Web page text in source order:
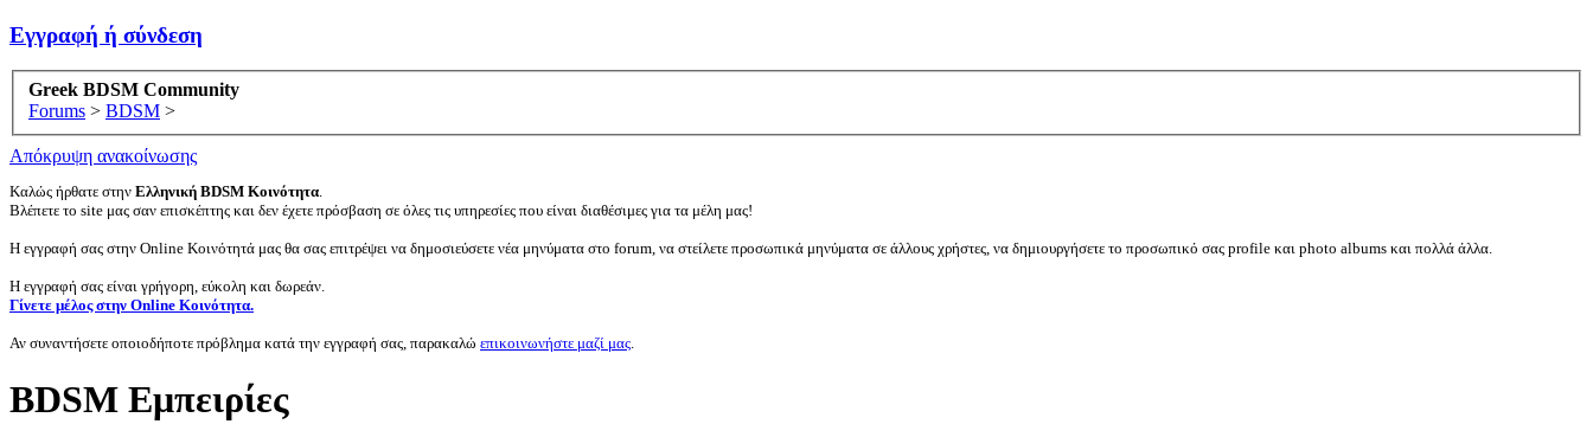
Εγγραφή ή σύνδεση
Greek BDSM Community
Forums > BDSM >
Απόκρυψη ανακοίνωσης
Καλώς ήρθατε στην Ελληνική BDSM Κοινότητα.
Βλέπετε το site μας σαν επισκέπτης και δεν έχετε πρόσβαση σε όλες τις υπηρεσίες που είναι διαθέσιμες για τα μέλη μας!
Η εγγραφή σας στην Online Κοινότητά μας θα σας επιτρέψει να δημοσιεύσετε νέα μηνύματα στο forum, να στείλετε προσωπικά μηνύματα σε άλλους χρήστες, να δημιουργήσετε το προσωπικό σας profile και photo albums και πολλά άλλα.
Η εγγραφή σας είναι γρήγορη, εύκολη και δωρεάν.
Γίνετε μέλος στην Online Κοινότητα.
Αν συναντήσετε οποιοδήποτε πρόβλημα κατά την εγγραφή σας, παρακαλώ επικοινωνήστε μαζί μας.
BDSM Εμπειρίες